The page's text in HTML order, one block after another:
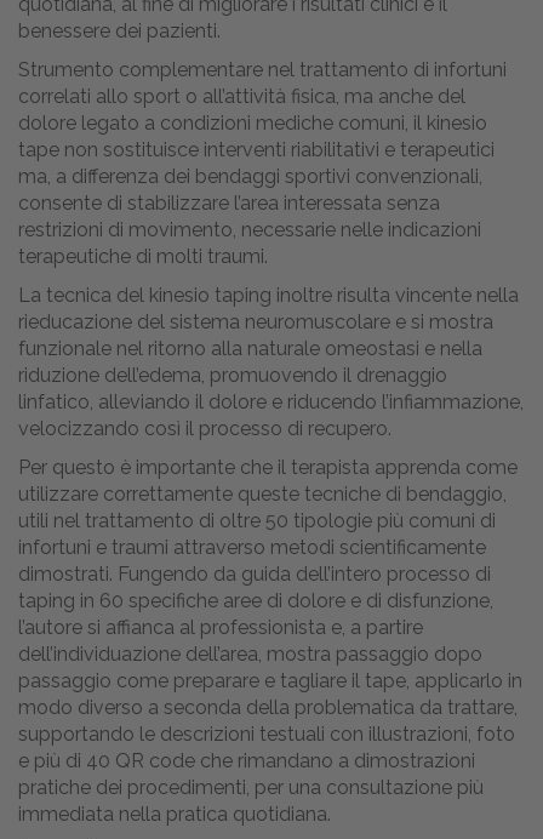
benessere dei pazienti.
Strumento complementare nel trattamento di infortuni
correlati allo sport o all’attività fisica, ma anche del
dolore legato a condizioni mediche comuni, il kinesio
tape non sostituisce interventi riabilitativi e terapeutici
ma, a differenza dei bendaggi sportivi convenzionali,
consente di stabilizzare l’area interessata senza
restrizioni di movimento, necessarie nelle indicazioni
terapeutiche di molti traumi.
La tecnica del kinesio taping inoltre risulta vincente nella
rieducazione del sistema neuromuscolare e si mostra
funzionale nel ritorno alla naturale omeostasi e nella
riduzione dell’edema, promuovendo il drenaggio
linfatico, alleviando il dolore e riducendo l’infiammazione,
velocizzando così il processo di recupero.
Per questo è importante che il terapista apprenda come
utilizzare correttamente queste tecniche di bendaggio,
utili nel trattamento di oltre 50 tipologie più comuni di
infortuni e traumi attraverso metodi scientificamente
dimostrati. Fungendo da guida dell’intero processo di
taping in 60 specifiche aree di dolore e di disfunzione,
l’autore si affianca al professionista e, a partire
dell’individuazione dell’area, mostra passaggio dopo
passaggio come preparare e tagliare il tape, applicarlo in
modo diverso a seconda della problematica da trattare,
supportando le descrizioni testuali con illustrazioni, foto
e più di 40 QR code che rimandano a dimostrazioni
pratiche dei procedimenti, per una consultazione più
immediata nella pratica quotidiana.